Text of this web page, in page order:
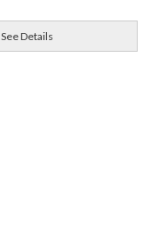
See Details